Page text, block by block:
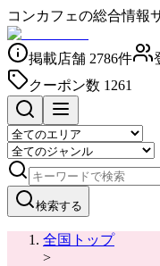
コンカフェの総合情報
掲載店舗 2786件
クーポン数 1261
検索する
全国トップ
>